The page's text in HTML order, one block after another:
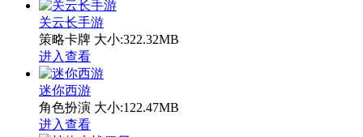
关云长手游
策略卡牌 大小:322.32MB
进入查看
迷你西游
角色扮演 大小:122.47MB
进入查看